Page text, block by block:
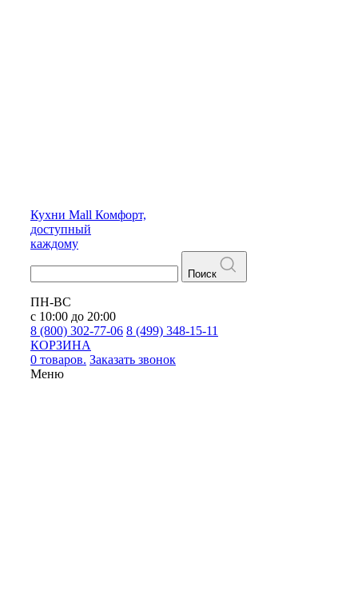
Кухни Mall Комфорт,
доступный
каждому
Поиск
ПН-ВС
с 10:00 до 20:00
8 (800) 302-77-06 8 (499) 348-15-11
КОРЗИНА
0 товаров. Заказать звонок
Меню